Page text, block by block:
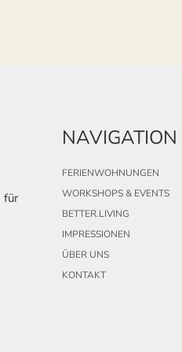
für
NAVIGATION
FERIENWOHNUNGEN
WORKSHOPS & EVENTS
BETTER.LIVING
IMPRESSIONEN
ÜBER UNS
KONTAKT